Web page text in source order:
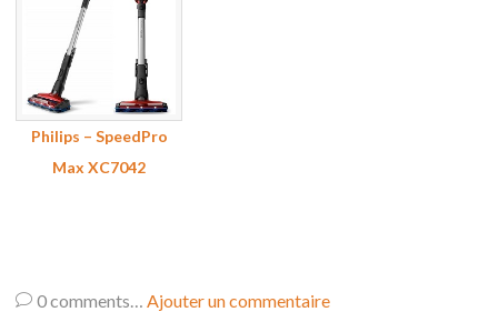
Philips – SpeedPro
Max XC7042
0comments… Ajouter un commentaire